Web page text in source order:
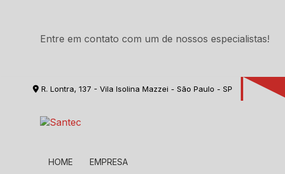
Entre em contato com um de nossos especialistas!
R. Lontra, 137 - Vila Isolina Mazzei - São Paulo - SP
HOME EMPRESA